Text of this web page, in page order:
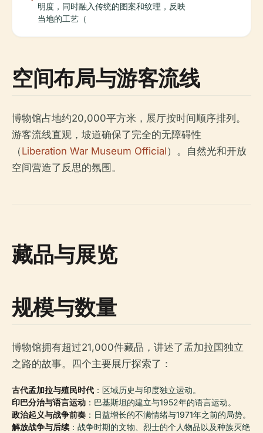
明度，同时融入传统的图案和纹理，反映
当地的工艺（
空间布局与游客流线
博物馆占地约20,000平方米，展厅按时间顺序排列。
游客流线直观，坡道确保了完全的无障碍性
（Liberation War Museum Official）。自然光和开放
空间营造了反思的氛围。
藏品与展览
规模与数量
博物馆拥有超过21,000件藏品，讲述了孟加拉国独立
之路的故事。四个主要展厅探索了：
古代孟加拉与殖民时代 ：区域历史与印度独立运动。
印巴分治与语言运动 ：巴基斯坦的建立与1952年的语言运动。
政治起义与战争前奏 ：日益增长的不满情绪与1971年之前的局势。
解放战争与后续：战争时期的文物、烈士的个人物品以及种族灭绝